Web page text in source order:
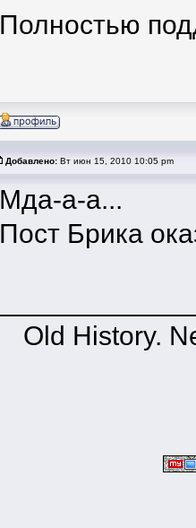
Полностью
Добавлено: Вт июн 15, 2010 10:05 pm
Мда-а-а...
Пост Брика
Old History.